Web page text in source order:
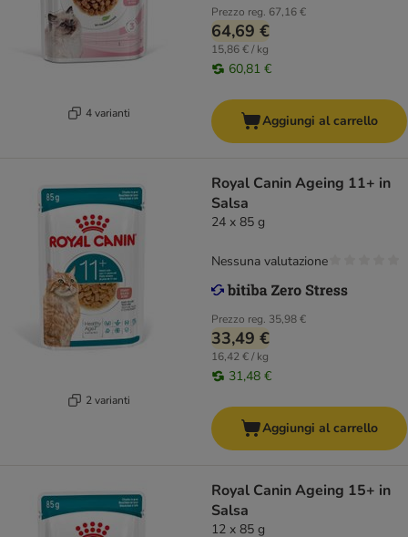
4 varianti
Prezzo reg. 67,16 €
64,69 €
15,86 € / kg
60,81 €
Aggiungi al carrello
2 varianti
Royal Canin Ageing 11+ in
Salsa
24 x 85 g
Prezzo reg. 35,98 €
33,49 €
16,42 € / kg
31,48 €
Nessuna valutazione
Aggiungi al carrello
Royal Canin Ageing 15+ in
Salsa
12 x 85 g